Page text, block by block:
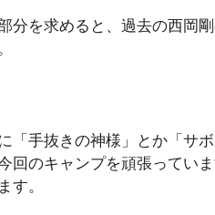
分を求めると、過去の西岡
「手抜きの神様」とか「サ
回のキャンプを頑張ってい
す。